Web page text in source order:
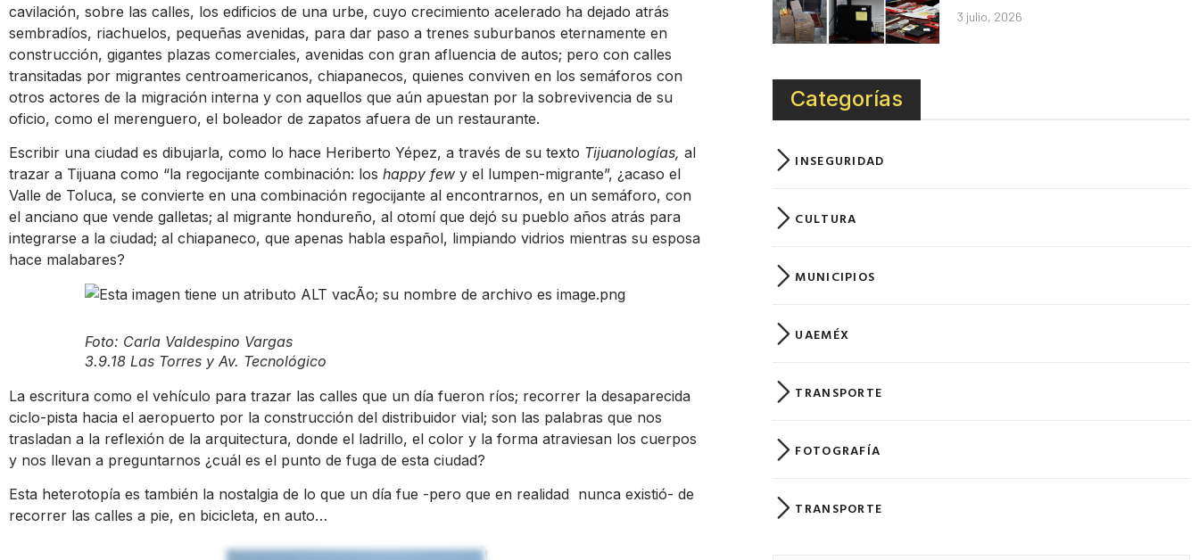
cavilación, sobre las calles, los edificios de una urbe, cuyo crecimiento acelerado ha dejado atrás
sembradíos, riachuelos, pequeñas avenidas, para dar paso a trenes suburbanos eternamente en
construcción, gigantes plazas comerciales, avenidas con gran afluencia de autos; pero con calles
transitadas por migrantes centroamericanos, chiapanecos, quienes conviven en los semáforos con
otros actores de la migración interna y con aquellos que aún apuestan por la sobrevivencia de su
oficio, como el merenguero, el boleador de zapatos afuera de un restaurante.
Escribir una ciudad es dibujarla, como lo hace Heriberto Yépez, a través de su texto Tijuanologías, al
trazar a Tijuana como “la regocijante combinación: los happy few y el lumpen-migrante”, ¿acaso el
Valle de Toluca, se convierte en una combinación regocijante al encontrarnos, en un semáforo, con
el anciano que vende galletas; al migrante hondureño, al otomí que dejó su pueblo años atrás para
integrarse a la ciudad; al chiapaneco, que apenas habla español, limpiando vidrios mientras su esposa
hace malabares?
Foto: Carla Valdespino Vargas
3.9.18 Las Torres y Av. Tecnológico
La escritura como el vehículo para trazar las calles que un día fueron ríos; recorrer la desaparecida
ciclo-pista hacia el aeropuerto por la construcción del distribuidor vial; son las palabras que nos
trasladan a la reflexión de la arquitectura, donde el ladrillo, el color y la forma atraviesan los cuerpos
y nos llevan a preguntarnos ¿cuál es el punto de fuga de esta ciudad?
Esta heterotopía es también la nostalgia de lo que un día fue -pero que en realidad nunca existió- de
recorrer las calles a pie, en bicicleta, en auto…
3 julio, 2026
Categorías
INSEGURIDAD
CULTURA
MUNICIPIOS
UAEMÉX
TRANSPORTE
FOTOGRAFÍA
TRANSPORTE